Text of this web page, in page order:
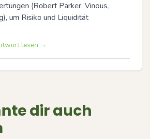
(Robert Parker, Vinous,
um Risiko und Liquidität
lesen →
dir auch